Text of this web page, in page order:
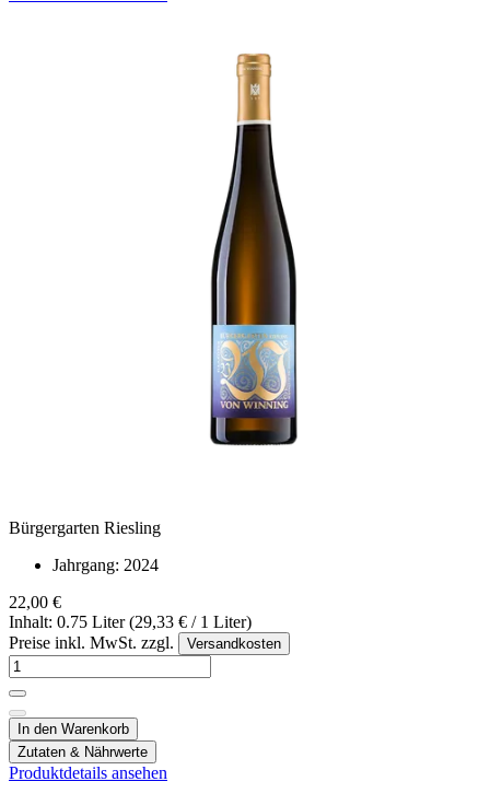
Bürgergarten Riesling
Jahrgang: 2024
22,00 €
Inhalt: 0.75 Liter (29,33 € / 1 Liter)
Preise inkl. MwSt. zzgl.
Versandkosten
In den Warenkorb
Zutaten & Nährwerte
Produktdetails ansehen